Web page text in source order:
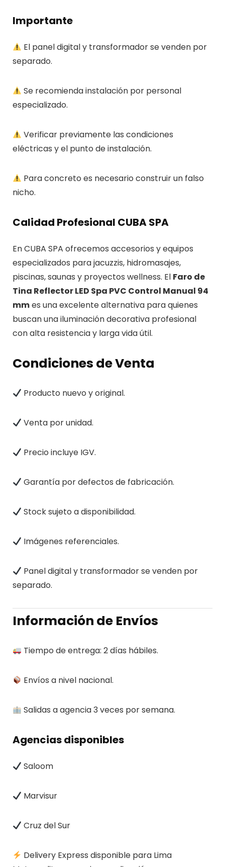
Importante
El panel digital y transformador se venden por
separado.
Se recomienda instalación por personal
especializado.
Verificar previamente las condiciones
eléctricas y el punto de instalación.
Para concreto es necesario construir un falso
nicho.
Calidad Profesional CUBA SPA
En CUBA SPA ofrecemos accesorios y equipos
especializados para jacuzzis, hidromasajes,
piscinas, saunas y proyectos wellness. El Faro de
Tina Reflector LED Spa PVC Control Manual 94
mmes una excelente alternativa para quienes
buscan una iluminación decorativa profesional
con alta resistencia y larga vida útil.
Condiciones de Venta
Producto nuevo y original.
Venta por unidad.
Precio incluye IGV.
Garantía por defectos de fabricación.
Stock sujeto a disponibilidad.
Imágenes referenciales.
Panel digital y transformador se venden por
separado.
Información de Envíos
Tiempo de entrega: 2 días hábiles.
Envíos a nivel nacional.
Salidas a agencia 3 veces por semana.
Agencias disponibles
Saloom
Marvisur
Cruz del Sur
Delivery Express disponible para Lima